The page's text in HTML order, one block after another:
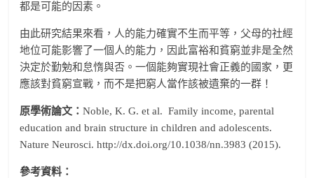
都是可能的因素。
由此研究結果來看，人的能力確實不生而平等，父母的社經
地位可能影響了一個人的能力，因此富裕和貧窮並非是全然
決定於勤勉和怠惰與否。一個能夠實現社會正義的國家，更
應該對貧窮宣戰，而不是把窮人當作該被遺棄的一群！
原學術論文：Noble, K. G. et al. Family income, parental
education and brain structure in children and adolescents.
Nature Neurosci. http://dx.doi.org/10.1038/nn.3983 (2015).
參考資料：